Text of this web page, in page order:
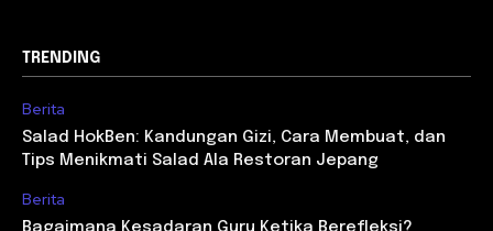
TRENDING
Berita
Salad HokBen: Kandungan Gizi, Cara Membuat, dan
Tips Menikmati Salad Ala Restoran Jepang
Berita
Bagaimana Kesadaran Guru Ketika Berefleksi?